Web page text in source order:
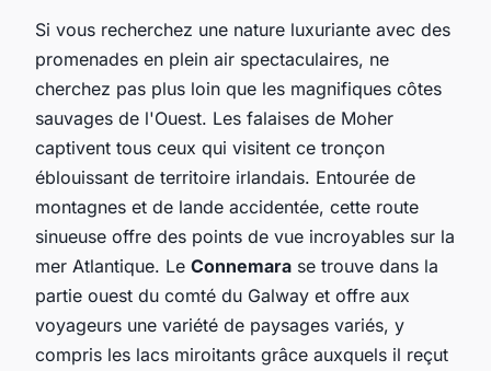
Si vous recherchez une nature luxuriante avec des
promenades en plein air spectaculaires, ne
cherchez pas plus loin que les magnifiques côtes
sauvages de l'Ouest. Les falaises de Moher
captivent tous ceux qui visitent ce tronçon
éblouissant de territoire irlandais. Entourée de
montagnes et de lande accidentée, cette route
sinueuse offre des points de vue incroyables sur la
mer Atlantique. Le Connemara se trouve dans la
partie ouest du comté du Galway et offre aux
voyageurs une variété de paysages variés, y
compris les lacs miroitants grâce auxquels il reçut